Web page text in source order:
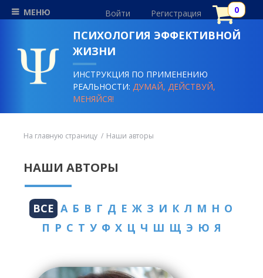
МЕНЮ Войти Регистрация
ПСИХОЛОГИЯ ЭФФЕКТИВНОЙ
ЖИЗНИ
ИНСТРУКЦИЯ ПО ПРИМЕНЕНИЮ
РЕАЛЬНОСТИ:ДУМАЙ, ДЕЙСТВУЙ,
МЕНЯЙСЯ!
На главную страницу Наши авторы
НАШИ АВТОРЫ
ВСЕ А Б В Г Д Е Ж З И К Л М Н О
П Р С Т У Ф Х Ц Ч Ш Щ Э Ю Я